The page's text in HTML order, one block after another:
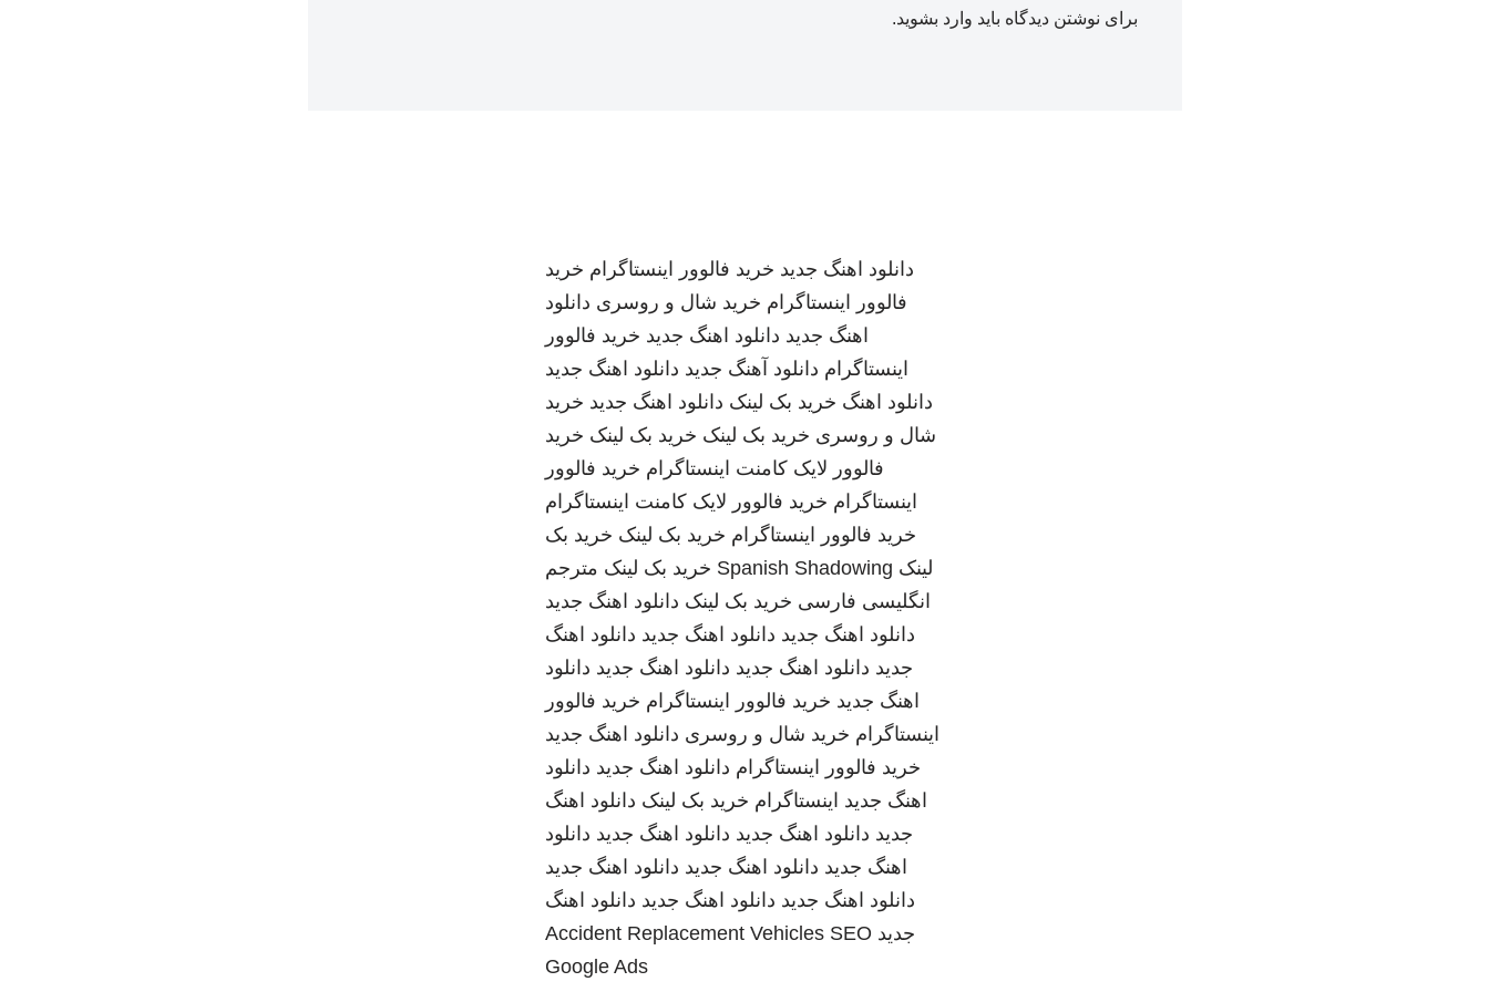
برای نوشتن دیدگاه باید وارد بشوید.
دانلود اهنگ جدید خرید فالوور اینستاگرام خرید
فالوور اینستاگرام خرید شال و روسری دانلود
اهنگ جدید دانلود اهنگ جدید خرید فالوور
اینستاگرام دانلود آهنگ جدید دانلود اهنگ جدید
دانلود اهنگ خرید بک لینک دانلود اهنگ جدید خرید
شال و روسری خرید بک لینک خرید بک لینک خرید
فالوور لایک کامنت اینستاگرام خرید فالوور
اینستاگرام خرید فالوور لایک کامنت اینستاگرام
خرید فالوور اینستاگرام خرید بک لینک خرید بک
لینک Spanish Shadowing خرید بک لینک مترجم
انگلیسی فارسی خرید بک لینک دانلود اهنگ جدید
دانلود اهنگ جدید دانلود اهنگ جدید دانلود اهنگ
جدید دانلود اهنگ جدید دانلود اهنگ جدید دانلود
اهنگ جدید خرید فالوور اینستاگرام خرید فالوور
اینستاگرام خرید شال و روسری دانلود اهنگ جدید
خرید فالوور اینستاگرام دانلود اهنگ جدید دانلود
اهنگ جدید اینستاگرام خرید بک لینک دانلود اهنگ
جدید دانلود اهنگ جدید دانلود اهنگ جدید دانلود
اهنگ جدید دانلود اهنگ جدید دانلود اهنگ جدید
دانلود اهنگ جدید دانلود اهنگ جدید دانلود اهنگ
جدید
Accident Replacement Vehicles SEO
Google Ads